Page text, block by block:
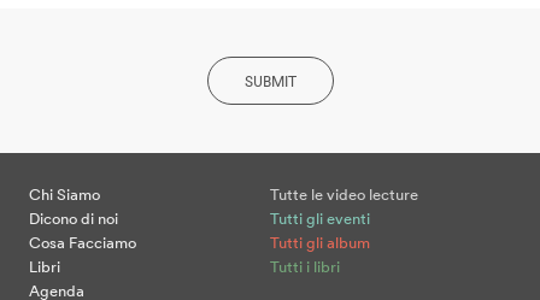
SUBMIT
Chi Siamo
Dicono di noi
Cosa Facciamo
Libri
Agenda
Tutte le video lecture
Tutti gli eventi
Tutti gli album
Tutti i libri